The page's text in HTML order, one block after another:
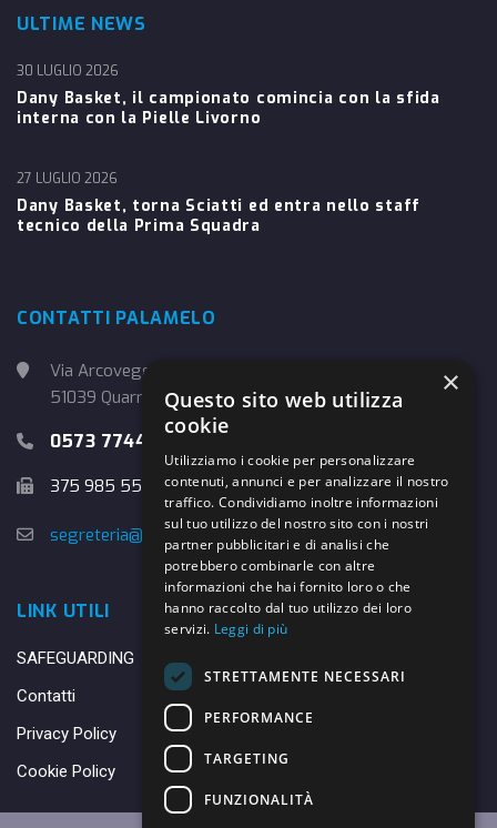
ULTIME NEWS
Dany Basket, il campionato comincia con la sfida
interna con la Pielle Livorno
30 LUGLIO 2026
Dany Basket, torna Sciatti ed entra nello staff
tecnico della Prima Squadra
27 LUGLIO 2026
CONTATTI PALAMELO
Via Arcoveggio, 4
51039 Quarrata (PT)
0573 774457
375 985 5526
segreteria@danybasket.it
LINK UTILI
SAFEGUARDING
Contatti
Privacy Policy
Cookie Policy
×
Questo sito web utilizza
cookie
Utilizziamo i cookie per personalizzare
contenuti, annunci e per analizzare il nostro
traffico. Condividiamo inoltre informazioni
sul tuo utilizzo del nostro sito con i nostri
partner pubblicitari e di analisi che
potrebbero combinarle con altre
informazioni che hai fornito loro o che
hanno raccolto dal tuo utilizzo dei loro
servizi. Leggi di più
STRETTAMENTE NECESSARI
PERFORMANCE
TARGETING
FUNZIONALITÀ